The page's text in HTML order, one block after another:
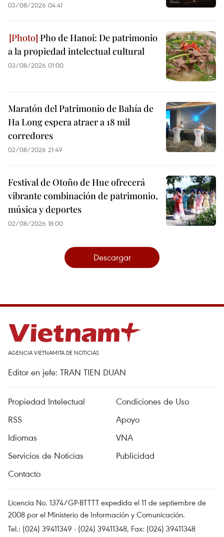
03/08/2026 04:41
Pho de Hanoi: De patrimonio
a la propiedad intelectual cultural
03/08/2026 01:00
Maratón del Patrimonio de Bahía de
Ha Long espera atraer a 18 mil
corredores
02/08/2026 21:49
Festival de Otoño de Hue ofrecerá
vibrante combinación de patrimonio,
música y deportes
02/08/2026 18:00
Descargar
AGENCIA VIETNAMITA DE NOTICIAS
Editor en jefe: TRAN TIEN DUAN
Propiedad Intelectual
Condiciones de Uso
RSS
Apoyo
Idiomas
VNA
Servicios de Noticias
Publicidad
Contacto
Licencia No. 1374/GP-BTTTT expedida el 11 de septiembre de
2008 por el Ministerio de Información y Comunicación.
Tel.: (024) 39411349 - (024) 39411348, Fax: (024) 39411348